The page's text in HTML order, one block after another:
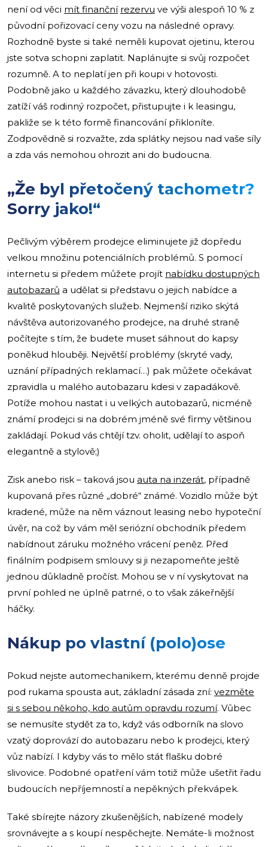
není od věci mít finanční rezervu ve výši alespoň 10 % z
původní pořizovací ceny vozu na následné opravy.
Rozhodně byste si také neměli kupovat ojetinu, kterou
jste sotva schopni zaplatit. Naplánujte si svůj rozpočet
rozumně. A to neplatí jen při koupi v hotovosti.
Podobně jako u každého závazku, který dlouhodobě
zatíží váš rodinný rozpočet, přistupujte i k leasingu,
pakliže se k této formě financování přikloníte.
Zodpovědně si rozvažte, zda splátky nejsou nad vaše síly
a zda vás nemohou ohrozit ani do budoucna.
„Že byl přetočený tachometr?
Sorry jako!“
Pečlivým výběrem prodejce eliminujete již dopředu
velkou množinu potenciálních problémů. S pomocí
internetu si předem můžete projít nabídku dostupných
autobazarů a udělat si představu o jejich nabídce a
kvalitě poskytovaných služeb. Nejmenší riziko skýtá
návštěva autorizovaného prodejce, na druhé straně
počítejte s tím, že budete muset sáhnout do kapsy
poněkud hlouběji. Největší problémy (skryté vady,
uznání případných reklamací…) pak můžete očekávat
zpravidla u malého autobazaru kdesi v zapadákově.
Potíže mohou nastat i u velkých autobazarů, nicméně
známí prodejci si na dobrém jméně své firmy většinou
zakládají. Pokud vás chtějí tzv. oholit, udělají to aspoň
elegantně a stylově;)
Zisk anebo risk – taková jsou auta na inzerát, případně
kupovaná přes různé „dobré“ známé. Vozidlo může být
kradené, může na něm váznout leasing nebo hypoteční
úvěr, na což by vám měl seriózní obchodník předem
nabídnout záruku možného vrácení peněz. Před
finálním podpisem smlouvy si ji nezapomeňte ještě
jednou důkladně pročíst. Mohou se v ní vyskytovat na
první pohled ne úplně patrné, o to však zákeřnější
háčky.
Nákup po vlastní (polo)ose
Pokud nejste automechanikem, kterému denně projde
pod rukama spousta aut, základní zásada zní: vezměte
si s sebou někoho, kdo autům opravdu rozumí. Vůbec
se nemusíte stydět za to, když vás odborník na slovo
vzatý doprovází do autobazaru nebo k prodejci, který
vůz nabízí. I kdyby vás to mělo stát flašku dobré
slivovice. Podobné opatření vám totiž může ušetřit řadu
budoucích nepříjemností a nepěkných překvápek.
Také sbírejte názory zkušenějších, nabízené modely
srovnávejte a s koupí nespěchejte. Nemáte-li možnost